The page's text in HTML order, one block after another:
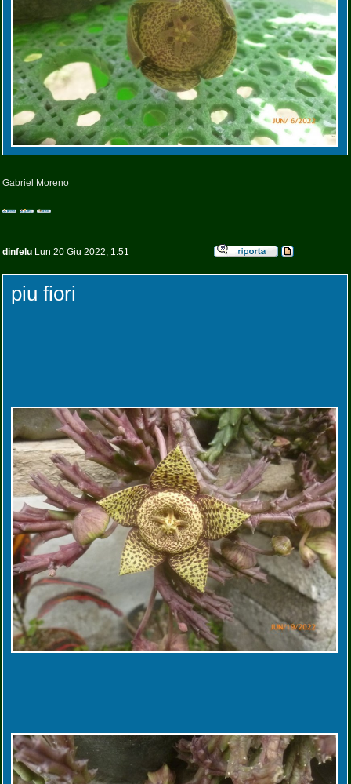
Gabriel Moreno
dinfelu Lun 20 Giu 2022, 1:51
piu fiori